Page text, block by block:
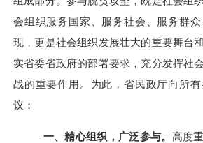
会组织服务国家、服务社会、服务群
现，更是社会组织发展壮大的重要舞台
实省委省政府的部署要求，充分发挥社
战的重要作用。为此，省民政厅向所
议：
一、精心组织，广泛参与。 高度